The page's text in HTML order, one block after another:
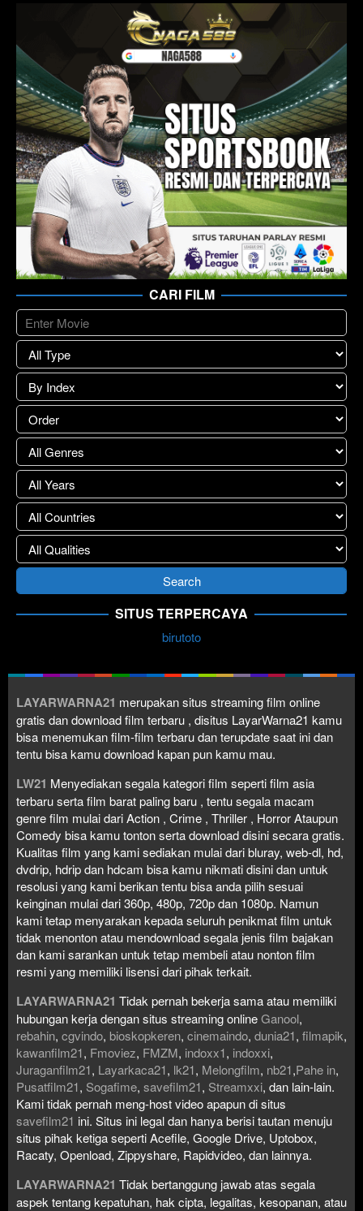
CARI FILM
SITUS TERPERCAYA
birutoto
LAYARWARNA21 merupakan situs streaming film online
gratis dan download film terbaru , disitus LayarWarna21 kamu
bisa menemukan film-film terbaru dan terupdate saat ini dan
tentu bisa kamu download kapan pun kamu mau.
LW21 Menyediakan segala kategori film seperti film asia
terbaru serta film barat paling baru , tentu segala macam
genre film mulai dari Action , Crime , Thriller , Horror Ataupun
Comedy bisa kamu tonton serta download disini secara gratis.
Kualitas film yang kami sediakan mulai dari bluray, web-dl, hd,
dvdrip, hdrip dan hdcam bisa kamu nikmati disini dan untuk
resolusi yang kami berikan tentu bisa anda pilih sesuai
keinginan mulai dari 360p, 480p, 720p dan 1080p. Namun
kami tetap menyarakan kepada seluruh penikmat film untuk
tidak menonton atau mendownload segala jenis film bajakan
dan kami sarankan untuk tetap membeli atau nonton film
resmi yang memiliki lisensi dari pihak terkait.
LAYARWARNA21 Tidak pernah bekerja sama atau memiliki
hubungan kerja dengan situs streaming onlineGanool,
rebahin, cgvindo, bioskopkeren, cinemaindo, dunia21, filmapik,
kawanfilm21, Fmoviez, FMZM, indoxx1, indoxxi,
Juraganfilm21, Layarkaca21, lk21, Melongfilm, nb21,Pahe in,
Pusatfilm21, Sogafime, savefilm21, Streamxxi, dan lain-lain.
Kami tidak pernah meng-host video apapun di situs
savefilm21 ini. Situs ini legal dan hanya berisi tautan menuju
situs pihak ketiga seperti Acefile, Google Drive, Uptobox,
Racaty, Openload, Zippyshare, Rapidvideo, dan lainnya.
LAYARWARNA21 Tidak bertanggung jawab atas segala
aspek tentang kepatuhan, hak cipta, legalitas, kesopanan, atau